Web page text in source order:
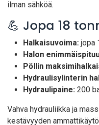
ilman sähköä.
💪 Jopa 18
Halkaisuvoima: jopa
Halon
Pöllin
Hydraulisylinterin
Hydraulipaine: 200
Vahva hydrauliikka ja
kestävyyden